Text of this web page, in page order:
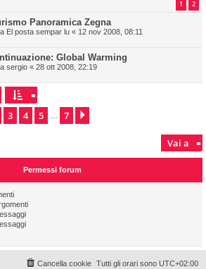
1 2
Panoramica Zegna
El posta sempar lu « 12 nov 2008, 08:11
Global Warming
sergio « 28 ott 2008, 22:19
di
3 4 5 7
Vai a
Permessi forum
Tutti gli orari sono UTC+02:00
Cancella cookie